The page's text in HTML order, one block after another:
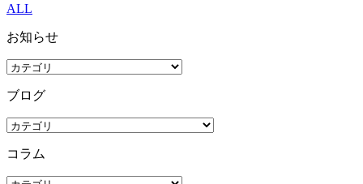
ALL
お知らせ
ブログ
コラム